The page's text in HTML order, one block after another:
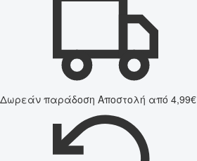
Δωρεάν παράδοση Αποστολή από 4,99€